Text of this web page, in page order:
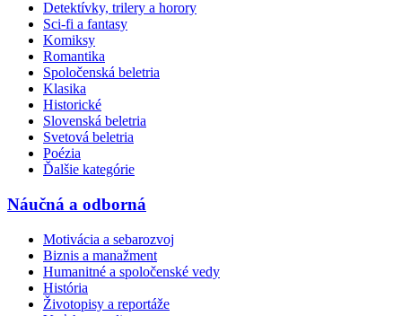
Detektívky, trilery a horory
Sci-fi a fantasy
Komiksy
Romantika
Spoločenská beletria
Klasika
Historické
Slovenská beletria
Svetová beletria
Poézia
Ďalšie kategórie
Náučná a odborná
Motivácia a sebarozvoj
Biznis a manažment
Humanitné a spoločenské vedy
História
Životopisy a reportáže